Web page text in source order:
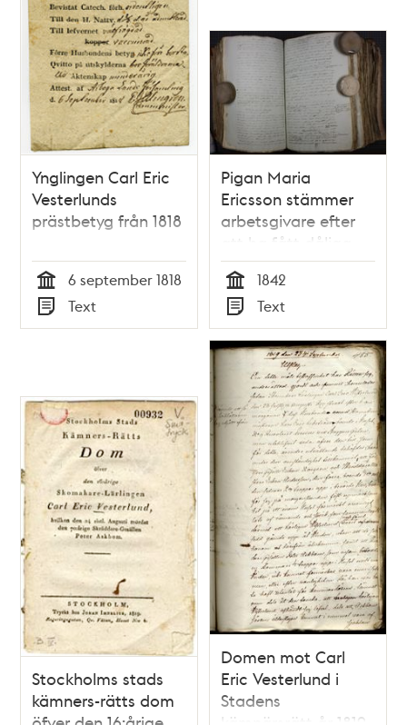
Ynglingen Carl Eric
Vesterlunds
prästbetyg från 1818
Tid
6 september 1818
Typ
Text
Pigan Maria
Ericsson stämmer
arbetsgivare efter
att ha fått dåliga
arbetsbetyg –
rättsfall 1842
Tid
1842
Typ
Text
Stockholms stads
kämners-rätts dom
Domen mot Carl
Eric Vesterlund i
Stadens